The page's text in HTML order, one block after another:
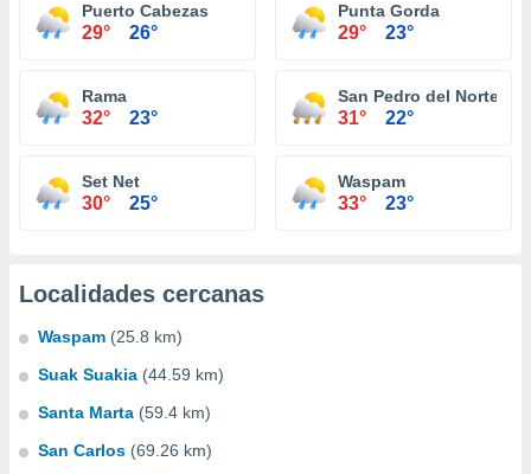
Puerto Cabezas
29° 26°
Punta Gorda
29° 23°
Rama
32° 23°
San Pedro del Norte
31° 22°
Set Net
30° 25°
Waspam
33° 23°
Localidades cercanas
Waspam (25.8 km)
Suak Suakia (44.59 km)
Santa Marta (59.4 km)
San Carlos (69.26 km)